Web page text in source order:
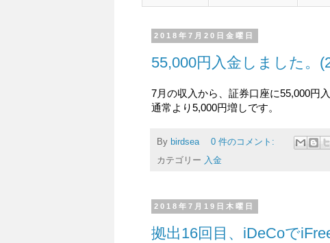
2018年7月20日金曜日
55,000円入金しました。
7月の収入から、証券口座に55,000円入
通常より5,000円増しです。
By birdsea
0 件のコメント:
カテゴリー 入金
2018年7月19日木曜日
拠出16回目、iDeCoで